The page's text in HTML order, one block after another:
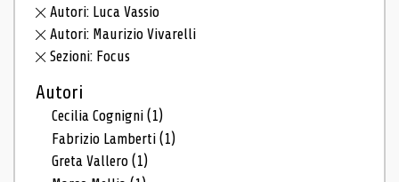
Autori: Luca Vassio
Autori: Maurizio Vivarelli
Sezioni: Focus
Autori
Cecilia Cognigni(1)
Fabrizio Lamberti(1)
Greta Vallero(1)